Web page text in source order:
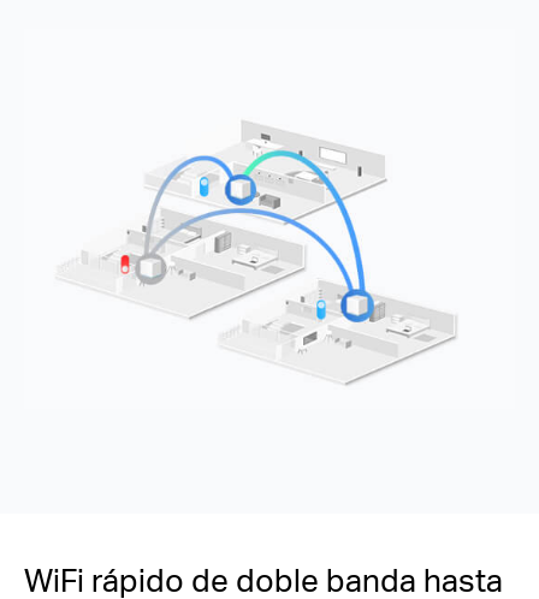
WiFi rápido de doble banda hasta